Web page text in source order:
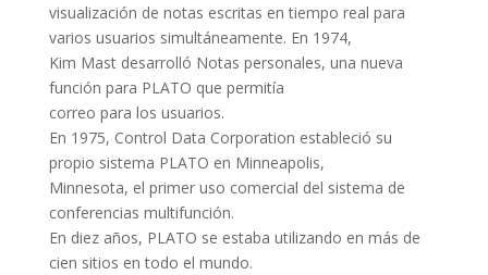
visualización de notas escritas en tiempo real para
varios usuarios simultáneamente. En 1974,
Kim Mast desarrolló Notas personales, una nueva
función para PLATO que permitía
correo para los usuarios.
En 1975, Control Data Corporation estableció su
propio sistema PLATO en Minneapolis,
Minnesota, el primer uso comercial del sistema de
conferencias multifunción.
En diez años, PLATO se estaba utilizando en más de
cien sitios en todo el mundo.